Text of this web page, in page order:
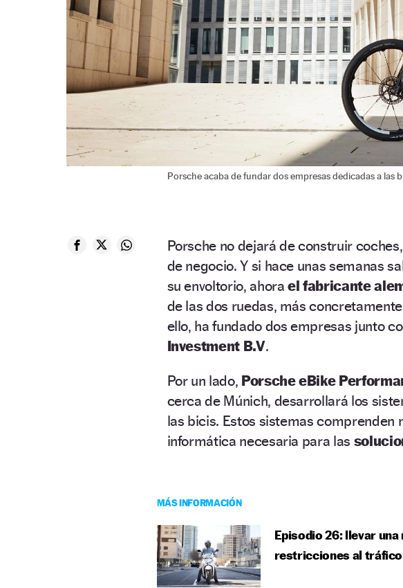
Porsche acaba de fundar dos empresas dedicadas a las
Porsche no dejará de construir
de negocio. Y si hace unas semanas
su envoltorio, ahorael fabricante
de las dos ruedas, más
ello, ha fundado dos empresas junto
Investment B.V.
Por un lado, Porsche eBike
cerca de Múnich, desarrollará los
las bicis. Estos sistemas
informática necesaria para las
MÁS INFORMACIÓN
Episodio 26: llevar
restricciones al tráfico